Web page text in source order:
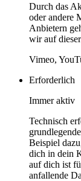
Durch das
oder andere
Anbietern
wir auf
Vimeo,
Erforderlich
Immer aktiv
Technisch
Beispiel
dich in dein
auf dich ist
anfallende